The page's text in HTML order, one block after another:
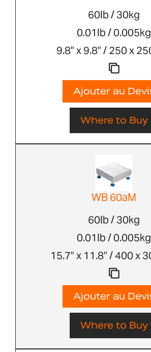
60lb / 30kg
0.01lb / 0.005kg
9.8" x 9.8" / 250 x
Ajouter au
Where to Buy
WB 60aM
60lb / 30kg
0.01lb / 0.005kg
15.7" x 11.8" / 400 x
Ajouter au
Where to Buy